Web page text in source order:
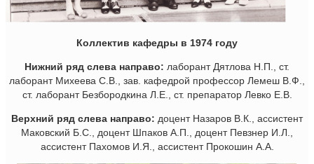
Коллектив кафедры в 1974 году
Нижний ряд слева направо: лаборант Дятлова Н.П., ст.
лаборант Михеева С.В., зав. кафедрой профессор Лемеш В.Ф.,
ст. лаборант Безбородкина Л.Е., ст. препаратор Левко Е.В.
Верхний ряд слева направо: доцент Назаров В.К., ассистент
Маковский Б.С., доцент Шпаков А.П., доцент Певзнер И.Л.,
ассистент Пахомов И.Я., ассистент Прокошин А.А.